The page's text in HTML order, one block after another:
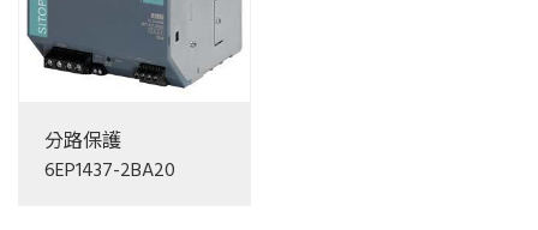
分路保護
6EP1437-2BA20